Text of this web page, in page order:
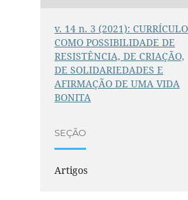
v. 14 n. 3 (2021): CURRÍCULO
COMO POSSIBILIDADE DE
RESISTÊNCIA, DE CRIAÇÃO,
DE SOLIDARIEDADES E
AFIRMAÇÃO DE UMA VIDA
BONITA
SEÇÃO
Artigos